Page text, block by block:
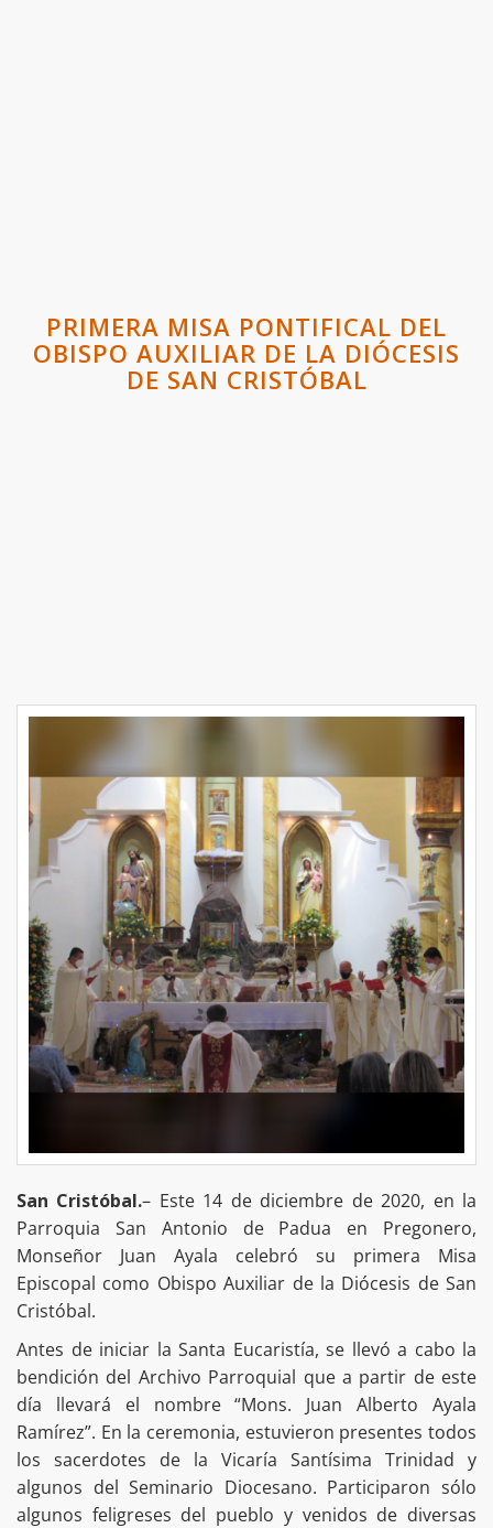
PRIMERA MISA PONTIFICAL DEL
OBISPO AUXILIAR DE LA DIÓCESIS
DE SAN CRISTÓBAL
San Cristóbal.– Este 14 de diciembre de 2020, en la
Parroquia San Antonio de Padua en Pregonero,
Monseñor Juan Ayala celebró su primera Misa
Episcopal como Obispo Auxiliar de la Diócesis de San
Cristóbal.
Antes de iniciar la Santa Eucaristía, se llevó a cabo la
bendición del Archivo Parroquial que a partir de este
día llevará el nombre “Mons. Juan Alberto Ayala
Ramírez”. En la ceremonia, estuvieron presentes todos
los sacerdotes de la Vicaría Santísima Trinidad y
algunos del Seminario Diocesano. Participaron sólo
algunos feligreses del pueblo y venidos de diversas